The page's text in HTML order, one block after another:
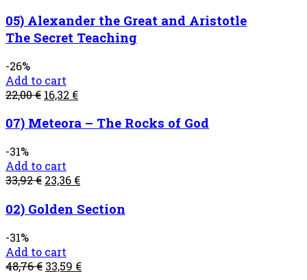
05) Alexander the Great and Aristotle
The Secret Teaching
-26%
Add to cart
22,00€ 16,32 €
07) Meteora – The Rocks of God
-31%
Add to cart
33,92€ 23,36 €
02) Golden Section
-31%
Add to cart
48,76€ 33,59 €